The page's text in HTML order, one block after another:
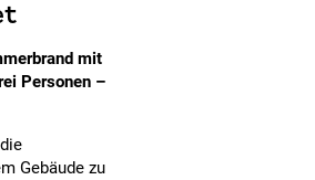
mit
Personen –
Gebäude zu